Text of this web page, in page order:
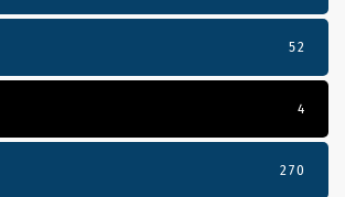
52
4
270